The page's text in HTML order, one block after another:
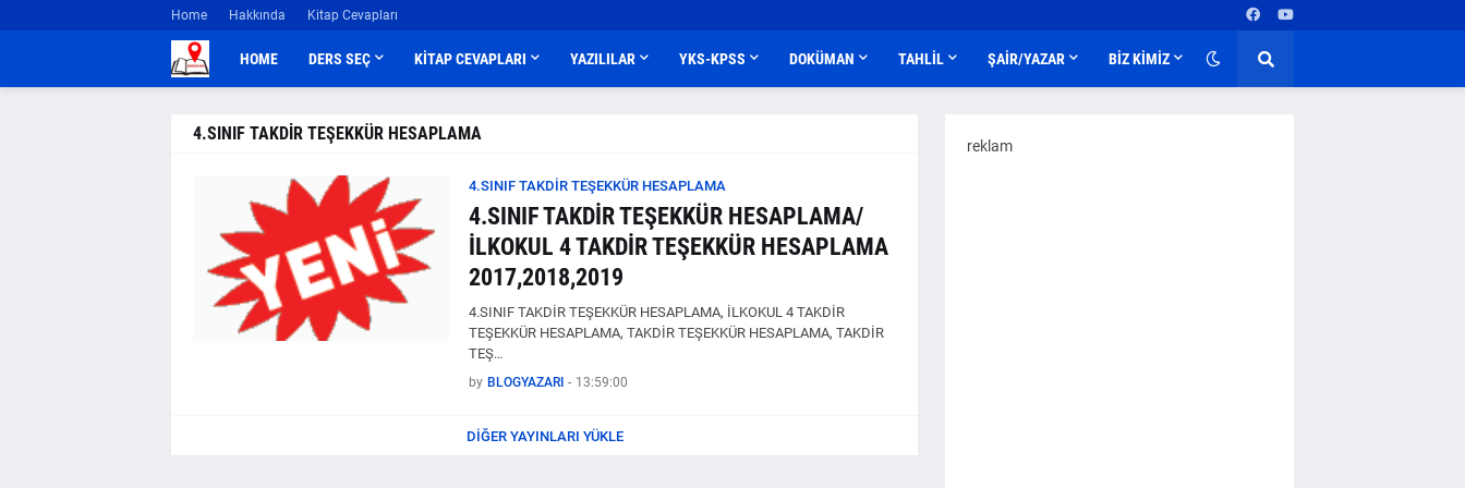
Home Hakkında Kitap Cevapları
HOME DERS SEÇ KİTAP CEVAPLARI YAZILILAR YKS-KPSS DOKÜMAN TAHLİL ŞAİR/YAZAR BİZ KİMİZ
4.SINIF TAKDİR TEŞEKKÜR HESAPLAMA
4.SINIF TAKDİR TEŞEKKÜR HESAPLAMA
4.SINIF TAKDİR TEŞEKKÜR HESAPLAMA/
İLKOKUL 4 TAKDİR TEŞEKKÜR HESAPLAMA
2017,2018,2019
4.SINIF TAKDİR TEŞEKKÜR HESAPLAMA, İLKOKUL 4 TAKDİR
TEŞEKKÜR HESAPLAMA, TAKDİR TEŞEKKÜR HESAPLAMA, TAKDİR
TEŞ…
by BLOGYAZARI - 13:59:00
DIĞER YAYINLARI YÜKLE
reklam